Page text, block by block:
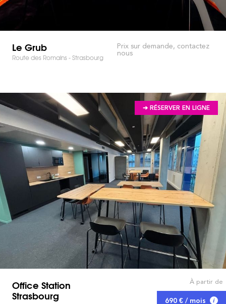
Le Grub
Route des Romains - Strasbourg
Prix sur demande, contactez
nous
➔ RÉSERVER EN LIGNE
Office Station
Strasbourg
À partir de
690 € / mois